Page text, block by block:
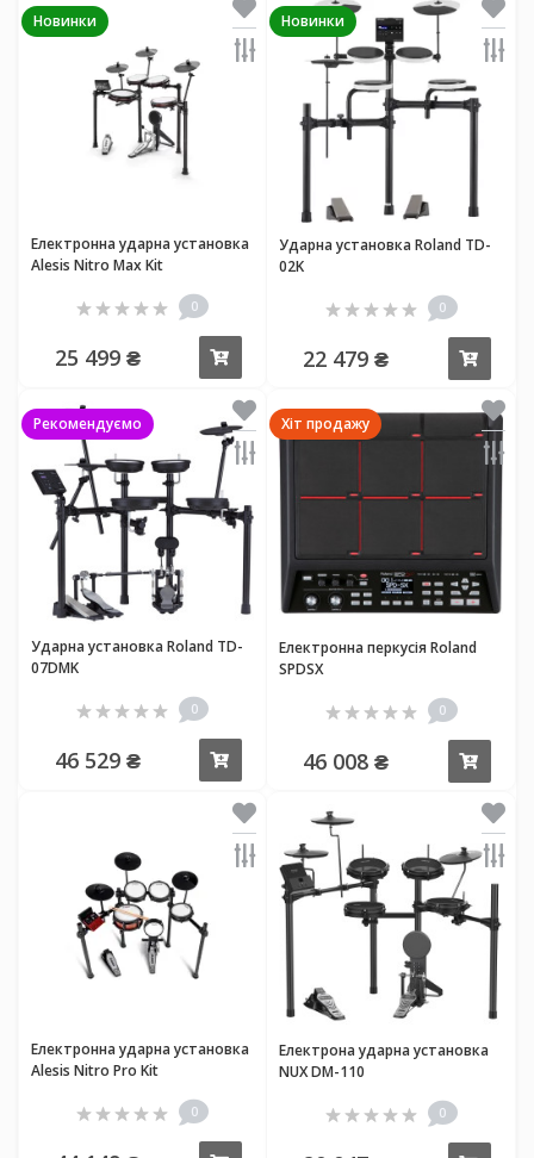
Новинки
Електронна ударна установка
Alesis Nitro Max Kit
0
25 499 ₴
Новинки
Ударна установка Roland TD-
02K
0
22 479 ₴
Рекомендуємо
Ударна установка Roland TD-
07DMK
0
46 529 ₴
Хіт продажу
Електронна перкусія Roland
SPDSX
0
46 008 ₴
Електронна ударна установка
Alesis Nitro Pro Kit
0
Електрона ударна установка
NUX DM-110
0